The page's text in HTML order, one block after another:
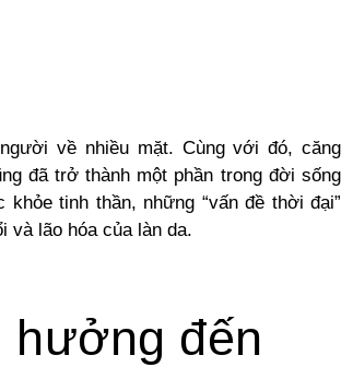
về nhiều mặt. Cùng với đó, căng
đã trở thành một phần trong đời sống
tinh thần, những “vấn đề thời đại”
và lão hóa của làn da.
hưởng đến